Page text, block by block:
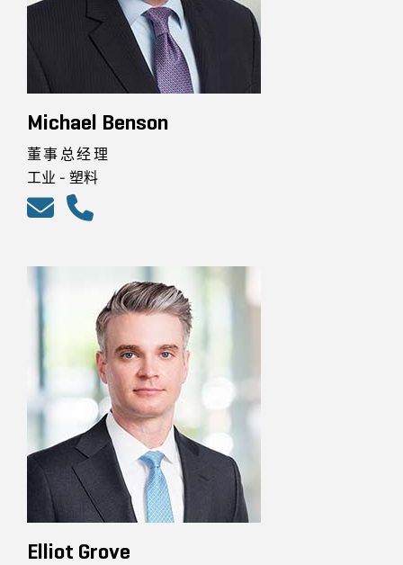
Michael Benson
董事总经理
工业 - 塑料
Elliot Grove